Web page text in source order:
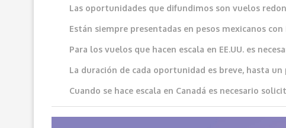
Las oportunidades que difundimos son vuelos
Están siempre presentadas en pesos mexicanos
Para los vuelos que hacen escala en EE.UU. es
La duración de cada oportunidad es breve, hasta
Cuando se hace escala en Canadá es necesario